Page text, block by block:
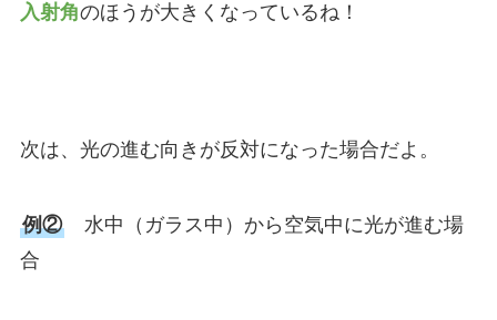
入射角のほうが大きくなっているね！
次は、光の進む向きが反対になった場合だよ。
例②水中（ガラス中）から空気中に光が進む場
合